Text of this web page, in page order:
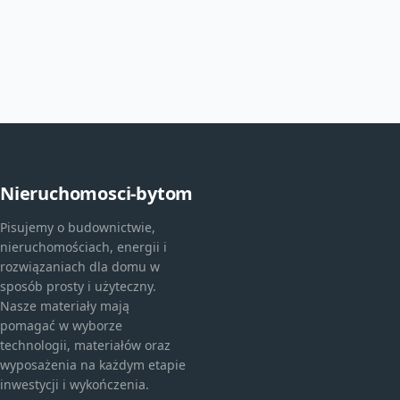
Nieruchomosci-bytom
Pisujemy o budownictwie,
nieruchomościach, energii i
rozwiązaniach dla domu w
sposób prosty i użyteczny.
Nasze materiały mają
pomagać w wyborze
technologii, materiałów oraz
wyposażenia na każdym etapie
inwestycji i wykończenia.